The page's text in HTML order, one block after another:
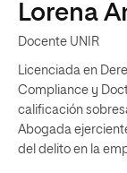
Lorena
Docente UNIR
Licenciada en
Compliance y
calificación
Abogada
del delito en la